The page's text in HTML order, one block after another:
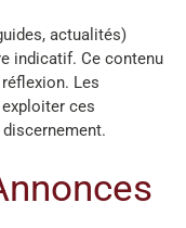
actualités)
indicatif. Ce contenu
Les
ces